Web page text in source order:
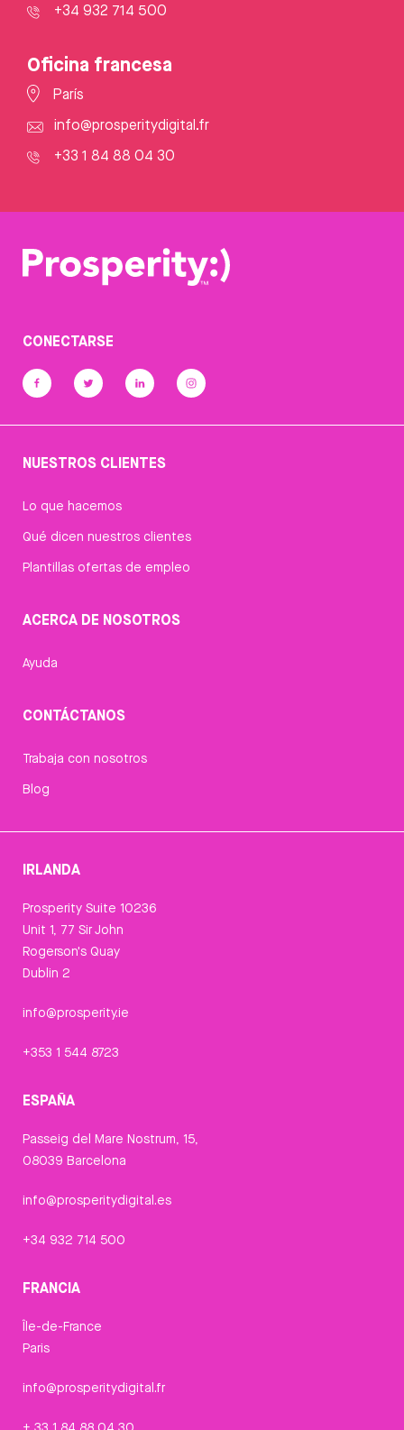
+34 932 714 500
Oficina francesa
París
info@prosperitydigital.fr
+33 1 84 88 04 30
CONECTARSE
NUESTROS CLIENTES
Lo que hacemos
Qué dicen nuestros clientes
Plantillas ofertas de empleo
ACERCA DE NOSOTROS
Ayuda
CONTÁCTANOS
Trabaja con nosotros
Blog
IRLANDA
Prosperity Suite 10236
Unit 1, 77 Sir John
Rogerson's Quay
Dublin 2
info@prosperity.ie
+353 1 544 8723
ESPAÑA
Passeig del Mare Nostrum, 15,
08039 Barcelona
info@prosperitydigital.es
+34 932 714 500
FRANCIA
Île-de-France
Paris
info@prosperitydigital.fr